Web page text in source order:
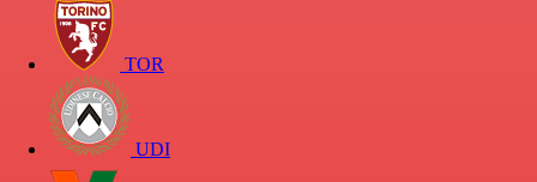
TOR
UDI